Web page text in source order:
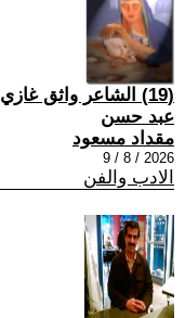
(19) الشاعر واثق
عبد حسن
مقداد مسعود
2026 / 8 / 9
الادب والفن